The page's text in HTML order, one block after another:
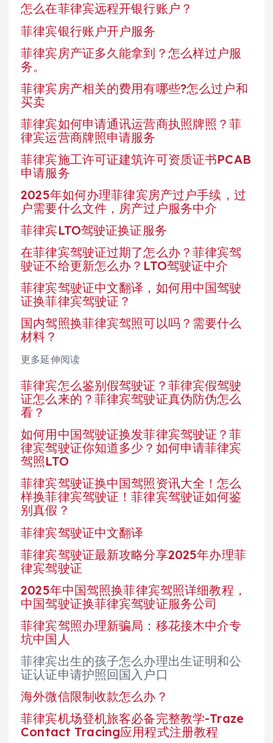
怎么在菲律宾远程开银行账户？
菲律宾银行账户开户服务
菲律宾房产证多久能拿到？怎么样过户服
务。
菲律宾房产相关的费用有哪些?怎么过户和
买卖
菲律宾如何申请通讯运营商执照牌照？菲
律宾运营商牌照申请服务
菲律宾施工许可证建筑许可资质证书PCAB
申请服务
2025年如何办理菲律宾房产过户手续，过
户需要什么文件，房产过户服务中介
菲律宾LTO驾驶证换证服务
在菲律宾驾驶证过期了怎么办？菲律宾驾
驶证不给更新怎么办？LTO驾驶证中介
菲律宾驾驶证中文翻译，如何用中国驾驶
证换菲律宾驾驶证？
国内驾照换菲律宾驾照可以吗？需要什么
材料？
更多延伸阅读
菲律宾怎么鉴别假驾驶证？菲律宾假驾驶
证怎么来的？菲律宾驾驶证真伪防伪怎么
看？
如何用中国驾驶证换发菲律宾驾驶证？菲
律宾驾驶证你知道多少？如何申请菲律宾
驾照LTO
菲律宾驾驶证换中国驾照资讯大全！怎么
样换菲律宾驾驶证！菲律宾驾驶证如何鉴
别真假？
菲律宾驾驶证中文翻译
菲律宾驾驶证最新攻略分享2025年办理菲
律宾驾驶证
2025年中国驾照换菲律宾驾照详细教程，
中国驾驶证换菲律宾驾驶证服务公司
菲律宾驾照办理新骗局：移花接木中介专
坑中国人
菲律宾出生的孩子怎么办理出生证明和公
证认证申请护照回国入户口
海外微信限制收款怎么办？
菲律宾机场登机旅客必备完整教学-Traze
Contact Tracing应用程式注册教程